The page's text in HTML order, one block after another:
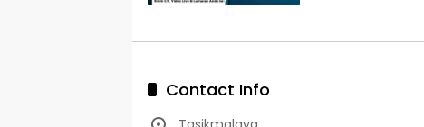
Contact Info